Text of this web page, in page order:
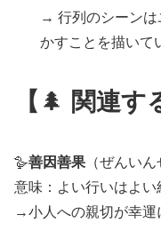
→ 行列のシーンは
かすことを描いて
【 🌲 関連す
🪿善因善果 （ぜんいん
意味：よい行いはよい
→小人への親切が幸運